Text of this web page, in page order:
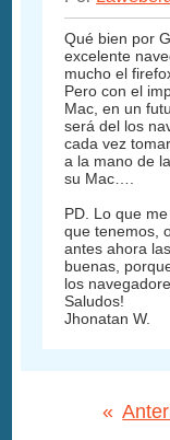
Qué bien por
excelente
mucho el
Pero con el
Mac, en un
será del los
cada vez
a la mano de
su Mac….
PD. Lo que
que tenemos,
antes ahora
buenas,
los
Saludos!
Jhonatan W.
«